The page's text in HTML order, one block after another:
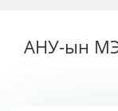
АНУ-ын